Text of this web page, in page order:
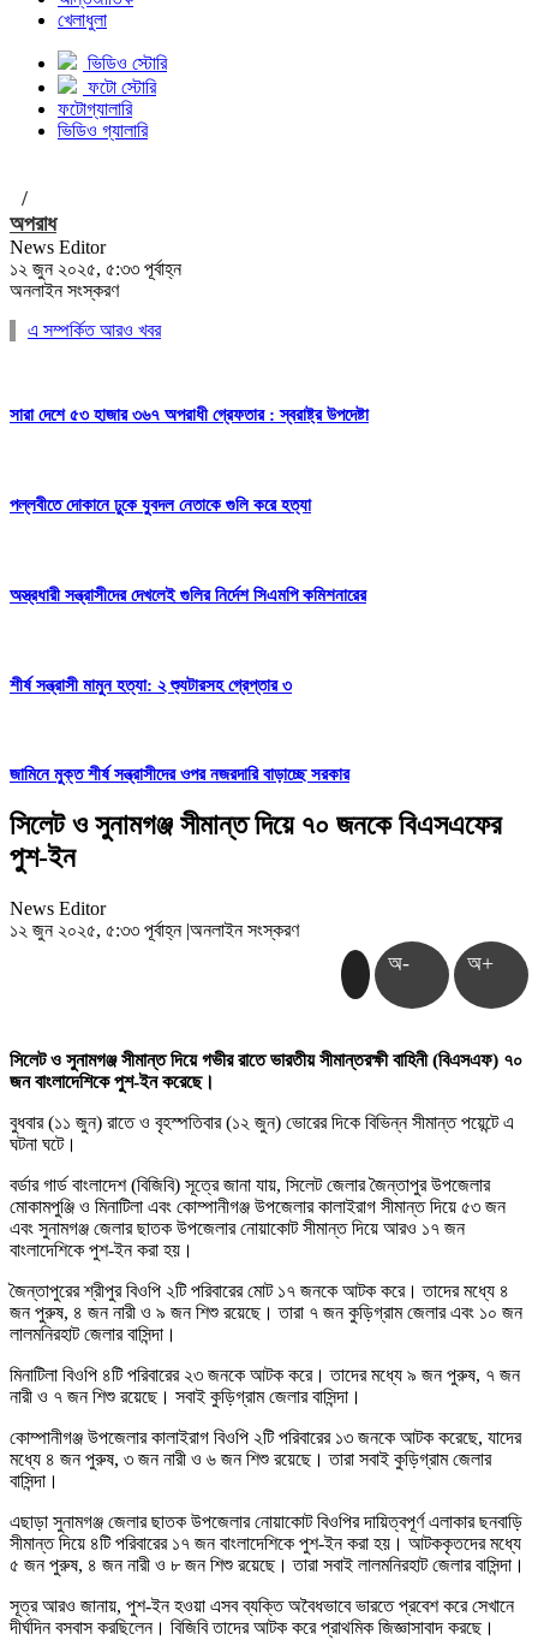
খেলাধুলা
ভিডিও স্টোরি
ফটো স্টোরি
ফটোগ্যালারি
ভিডিও গ্যালারি
/
অপরাধ
News Editor
১২ জুন ২০২৫, ৫:৩৩ পূর্বাহ্ন
অনলাইন সংস্করণ
এ সম্পর্কিত আরও খবর
সারা দেশে ৫৩ হাজার ৩৬৭ অপরাধী গ্রেফতার : স্বরাষ্ট্র উপদেষ্টা
পল্লবীতে দোকানে ঢুকে যুবদল নেতাকে গুলি করে হত্যা
অস্ত্রধারী সন্ত্রাসীদের দেখলেই গুলির নির্দেশ সিএমপি কমিশনারের
শীর্ষ সন্ত্রাসী মামুন হত্যা: ২ শ্যুটারসহ গ্রেপ্তার ৩
জামিনে মুক্ত শীর্ষ সন্ত্রাসীদের ওপর নজরদারি বাড়াচ্ছে সরকার
সিলেট ও সুনামগঞ্জ সীমান্ত দিয়ে ৭০ জনকে বিএসএফের
পুশ-ইন
News Editor
১২ জুন ২০২৫, ৫:৩৩ পূর্বাহ্ন |অনলাইন সংস্করণ
অ- অ+
সিলেট ও সুনামগঞ্জ সীমান্ত দিয়ে গভীর রাতে ভারতীয় সীমান্তরক্ষী বাহিনী (বিএসএফ) ৭০
জন বাংলাদেশিকে পুশ-ইন করেছে।
বুধবার (১১ জুন) রাতে ও বৃহস্পতিবার (১২ জুন) ভোরের দিকে বিভিন্ন সীমান্ত পয়েন্টে এ
ঘটনা ঘটে।
বর্ডার গার্ড বাংলাদেশ (বিজিবি) সূত্রে জানা যায়, সিলেট জেলার জৈন্তাপুর উপজেলার
মোকামপুঞ্জি ও মিনাটিলা এবং কোম্পানীগঞ্জ উপজেলার কালাইরাগ সীমান্ত দিয়ে ৫৩ জন
এবং সুনামগঞ্জ জেলার ছাতক উপজেলার নোয়াকোট সীমান্ত দিয়ে আরও ১৭ জন
বাংলাদেশিকে পুশ-ইন করা হয়।
জৈন্তাপুরের শ্রীপুর বিওপি ২টি পরিবারের মোট ১৭ জনকে আটক করে। তাদের মধ্যে ৪
জন পুরুষ, ৪ জন নারী ও ৯ জন শিশু রয়েছে। তারা ৭ জন কুড়িগ্রাম জেলার এবং ১০ জন
লালমনিরহাট জেলার বাসিন্দা।
মিনাটিলা বিওপি ৪টি পরিবারের ২৩ জনকে আটক করে। তাদের মধ্যে ৯ জন পুরুষ, ৭ জন
নারী ও ৭ জন শিশু রয়েছে। সবাই কুড়িগ্রাম জেলার বাসিন্দা।
কোম্পানীগঞ্জ উপজেলার কালাইরাগ বিওপি ২টি পরিবারের ১৩ জনকে আটক করেছে, যাদের
মধ্যে ৪ জন পুরুষ, ৩ জন নারী ও ৬ জন শিশু রয়েছে। তারা সবাই কুড়িগ্রাম জেলার
বাসিন্দা।
এছাড়া সুনামগঞ্জ জেলার ছাতক উপজেলার নোয়াকোট বিওপির দায়িত্বপূর্ণ এলাকার ছনবাড়ি
সীমান্ত দিয়ে ৪টি পরিবারের ১৭ জন বাংলাদেশিকে পুশ-ইন করা হয়। আটককৃতদের মধ্যে
৫ জন পুরুষ, ৪ জন নারী ও ৮ জন শিশু রয়েছে। তারা সবাই লালমনিরহাট জেলার বাসিন্দা।
সূত্র আরও জানায়, পুশ-ইন হওয়া এসব ব্যক্তি অবৈধভাবে ভারতে প্রবেশ করে সেখানে
দীর্ঘদিন বসবাস করছিলেন। বিজিবি তাদের আটক করে প্রাথমিক জিজ্ঞাসাবাদ করছে।